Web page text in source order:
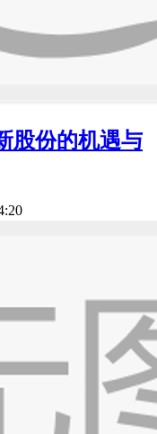
股份的机遇与